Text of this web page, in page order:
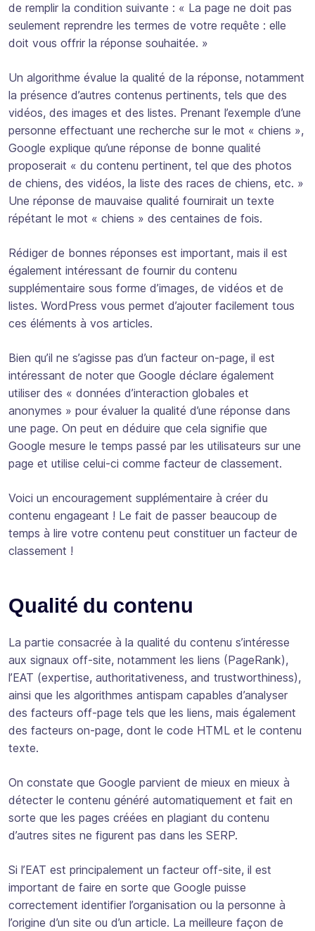
de remplir la condition suivante : « La page ne doit pas
seulement reprendre les termes de votre requête : elle
doit vous offrir la réponse souhaitée. »
Un algorithme évalue la qualité de la réponse, notamment
la présence d’autres contenus pertinents, tels que des
vidéos, des images et des listes. Prenant l’exemple d’une
personne effectuant une recherche sur le mot « chiens »,
Google explique qu’une réponse de bonne qualité
proposerait « du contenu pertinent, tel que des photos
de chiens, des vidéos, la liste des races de chiens, etc. »
Une réponse de mauvaise qualité fournirait un texte
répétant le mot « chiens » des centaines de fois.
Rédiger de bonnes réponses est important, mais il est
également intéressant de fournir du contenu
supplémentaire sous forme d’images, de vidéos et de
listes. WordPress vous permet d’ajouter facilement tous
ces éléments à vos articles.
Bien qu’il ne s’agisse pas d’un facteur on-page, il est
intéressant de noter que Google déclare également
utiliser des « données d’interaction globales et
anonymes » pour évaluer la qualité d’une réponse dans
une page. On peut en déduire que cela signifie que
Google mesure le temps passé par les utilisateurs sur une
page et utilise celui-ci comme facteur de classement.
Voici un encouragement supplémentaire à créer du
contenu engageant ! Le fait de passer beaucoup de
temps à lire votre contenu peut constituer un facteur de
classement !
Qualité du contenu
La partie consacrée à la qualité du contenu s’intéresse
aux signaux off-site, notamment les liens (PageRank),
l’EAT (expertise, authoritativeness, and trustworthiness),
ainsi que les algorithmes antispam capables d’analyser
des facteurs off-page tels que les liens, mais également
des facteurs on-page, dont le code HTML et le contenu
texte.
On constate que Google parvient de mieux en mieux à
détecter le contenu généré automatiquement et fait en
sorte que les pages créées en plagiant du contenu
d’autres sites ne figurent pas dans les SERP.
Si l’EAT est principalement un facteur off-site, il est
important de faire en sorte que Google puisse
correctement identifier l’organisation ou la personne à
l’origine d’un site ou d’un article. La meilleure façon de